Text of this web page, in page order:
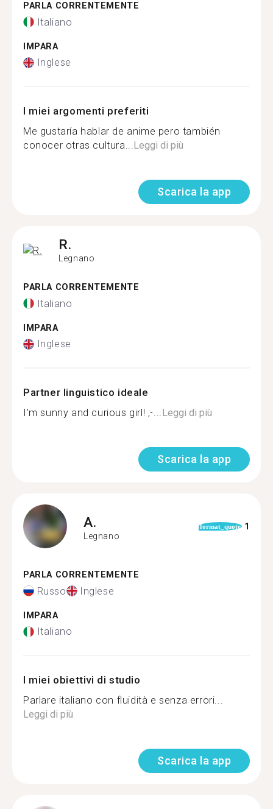
PARLA CORRENTEMENTE
Italiano
IMPARA
Inglese
I miei argomenti preferiti
Me gustaría hablar de anime pero también
conocer otras cultura...Leggi di più
Scarica la app
R.
Legnano
PARLA CORRENTEMENTE
Italiano
IMPARA
Inglese
Partner linguistico ideale
I'm sunny and curious girl! ;-...Leggi di più
Scarica la app
A.
Legnano
format_quote 1
PARLA CORRENTEMENTE
Russo Inglese
IMPARA
Italiano
I miei obiettivi di studio
Parlare italiano con fluidità e senza errori...
Leggi di più
Scarica la app